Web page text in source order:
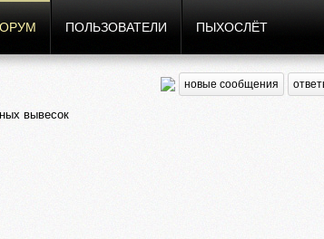
ПОЛЬЗОВАТЕЛИ ПЫХОСЛЁТ
новые сообщения
вывесок